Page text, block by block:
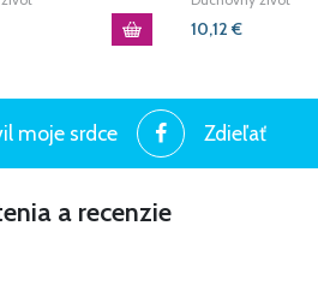
10,12 €
moje srdce Zdieľať
a recenzie